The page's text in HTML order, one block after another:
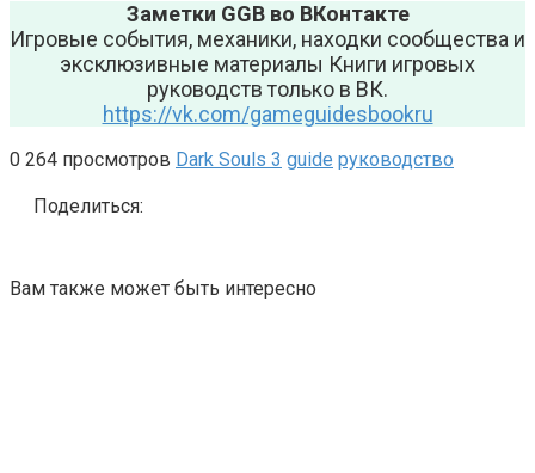
Заметки GGB во ВКонтакте
Игровые события, механики, находки сообщества и
эксклюзивные материалы Книги игровых
руководств только в ВК.
https://vk.com/gameguidesbookru
0 264 просмотров Dark Souls 3 guide руководство
Поделиться:
Вам также может быть интересно